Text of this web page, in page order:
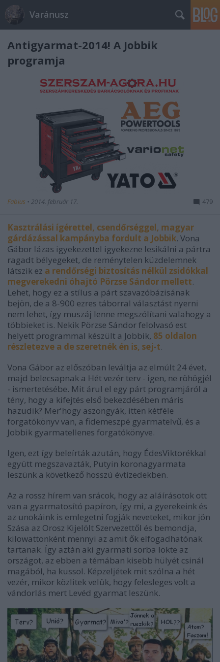
Varánusz
Antigyarmat-2014! A Jobbik
programja
Fabius • 2014. február 17. 479
Kasztrálási ígérettel, csendőrséggel, magyar
gárdázással kampányba fordult a Jobbik. Vona
Gábor lázas igyekezettel igyekezne lesikálni a pártra
ragadt bélyegeket, de reménytelen küzdelemnek
látszik ez a rendőrségi biztosítás nélkül zsidókkal
megverekedni óhajtó Pörzse Sándor mellett.
Lehet, hogy ez a stílus a párt szavazóbázisának
bejön, de a 8-900 ezres táborral választást nyerni
nem lehet, így muszáj lenne megszólítani valahogy a
többieket is. Nekik Pörzse Sándor felolvasó est
helyett programmal készült a Jobbik, 85 oldalon
részletezve a de szeretnék én is, sej-t.
Vona Gábor az előszóban leváltja az elmúlt 24 évet,
majd belecsapnak a Hét vezér terv - igen, ne röhögjél
- ismertetésébe. Mit árul el egy párt programjáról a
tény, hogy a kifejtés első bekezdésében máris
hazudik? Mer'hogy aszongyák, itten kétféle
forgatókönyv van, a fidemeszpé gyarmatelvű, és a
Jobbik gyarmatellenes forgatókönyve.
Igen, ezt így beleírták azután, hogy ÉdesViktorékkal
együtt megszavazták, Putyin koronagyarmata
leszünk a következő hosszú évtizedekben.
Az a rossz hírem van srácok, hogy az aláírásotok ott
van a gyarmatosító papíron, így mi, a gyerekeink és
az unokáink is emlegetni fogják neveteket, mikor jön
Szása az Orosz Kijelölt Szervezettől és bemondja,
kilowattonként mennyi az amit ők elfogadhatónak
tartanak. Így aztán aki gyarmati sorba lökte az
országot, az ebben a témában kisebb hülyét csinál
magából, ha kussol. Képzeljétek mit szólna a hét
vezér, mikor közlitek velük, hogy felesleges volt a
vándorlás mert Levéd gyarmat leszünk.